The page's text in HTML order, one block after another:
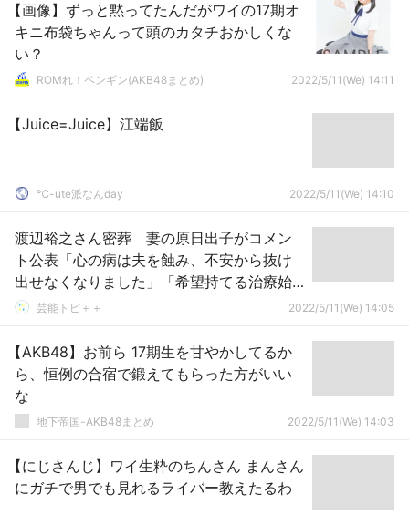
【画像】ずっと黙ってたんだがワイの17期オ
キニ布袋ちゃんって頭のカタチおかしくな
い？
ROMれ！ペンギン(AKB48まとめ) 2022/5/11(We) 14:11
【Juice=Juice】江端飯
℃-ute派なんday 2022/5/11(We) 14:10
渡辺裕之さん密葬 妻の原日出子がコメン
ト公表「心の病は夫を蝕み、不安から抜け
出せなくなりました」「希望持てる治療始
めた矢先」
芸能トピ＋＋ 2022/5/11(We) 14:05
【AKB48】お前ら 17期生を甘やかしてるか
ら、恒例の合宿で鍛えてもらった方がいい
な
地下帝国-AKB48まとめ 2022/5/11(We) 14:03
【にじさんじ】ワイ生粋のちんさん まんさん
にガチで男でも見れるライバー教えたるわ